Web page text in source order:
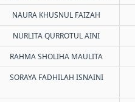
NAURA KHUSNUL FAIZAH
NURLITA QURROTUL AINI
RAHMA SHOLIHA MAULITA
SORAYA FADHILAH ISNAINI